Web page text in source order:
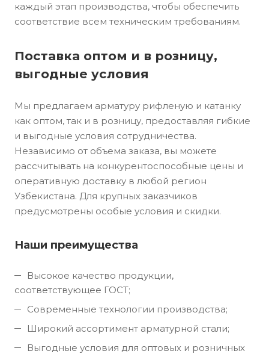
каждый этап производства, чтобы обеспечить
соответствие всем техническим требованиям.
Поставка оптом и в розницу,
выгодные условия
Мы предлагаем арматуру рифленую и катанку
как оптом, так и в розницу, предоставляя гибкие
и выгодные условия сотрудничества.
Независимо от объема заказа, вы можете
рассчитывать на конкурентоспособные цены и
оперативную доставку в любой регион
Узбекистана. Для крупных заказчиков
предусмотрены особые условия и скидки.
Наши преимущества
Высокое качество продукции,
соответствующее ГОСТ;
Современные технологии производства;
Широкий ассортимент арматурной стали;
Выгодные условия для оптовых и розничных